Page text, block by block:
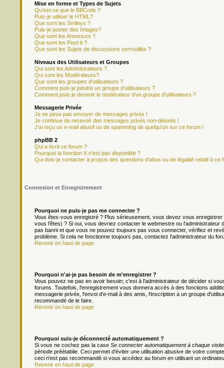
Mise en forme et Types de Sujets
Qu'est-ce que le BBCode ?
Puis-je utiliser le HTML?
Que sont les Smileys ?
Puis-je poster des Images?
Que sont les Annonces ?
Que sont les Post-it ?
Que sont les Sujets de discussions verrouillés ?
Niveaux des Utilisateurs et Groupes
Qui sont les Administrateurs ?
Qui sont les Modérateurs?
Que sont les groupes d'utilisateurs ?
Comment puis-je joindre un groupe d'utilisateurs ?
Comment puis-je devenir le modérateur d'un groupe d'utilisateurs ?
Messagerie Privée
Je ne peux pas envoyer de messages privés !
Je continue de recevoir des messages privés non-désirés !
J'ai reçu un e-mail abusif ou de spamming de quelqu'un sur ce forum !
phpBB 2
Qui a écrit ce forum ?
Pourquoi la fonction X n'est pas disponible ?
Qui dois-je contacter à propos des questions d'abus ou de légalité relatif à ce
Connexion et Enregistrement
Pourquoi ne puis-je pas me connecter ?
Vous êtes-vous enregistré ? Plus sérieusement, vous devez vous
vous l'êtes) ? Si oui, vous devriez contacter le webmestre ou
pas banni et que vous ne pouvez toujours pas vous connecter, vérifiez et
problème. Si cela ne fonctionne toujours pas, contactez l'administrateur du
Revenir en haut de page
Pourquoi n'ai-je pas besoin de m'enregistrer ?
Vous pouvez ne pas en avoir besoin; c'est à l'administrateur de décider si
forums. Toutefois, l'enregistrement vous donnera accès à des fonctions
messagerie privée, l'envoi d'e-mail à des amis, l'inscription à un groupe
recommandé de le faire.
Revenir en haut de page
Pourquoi suis-je déconnecté automatiquement ?
Si vous ne cochez pas la case Se connecter automatiquement à chaque visite
période préétablie. Ceci permet d'éviter une utilisation abusive de votre
ceci n'est pas recommandé si vous accédez au forum en utilisant un
Revenir en haut de page